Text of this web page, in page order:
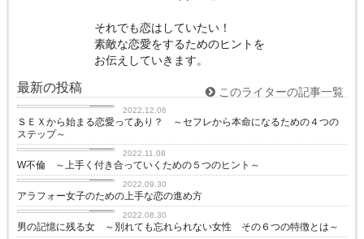
それでも恋はしていたい！
素敵な恋愛をするためのヒントを
お伝えしていきます。
最新の投稿 このライターの記事一覧
2022.12.06
ＳＥＸから始まる恋愛ってあり？ ～セフレから本命になるための４つの
ステップ～
love
2022.11.08
W不倫 ～上手く付き合っていくための５つのヒント～
love
2022.09.30
アラフォー女子のための上手な恋の進め方
love
2022.08.30
男の記憶に残る女 ～別れても忘れられない女性 その６つの特徴とは～